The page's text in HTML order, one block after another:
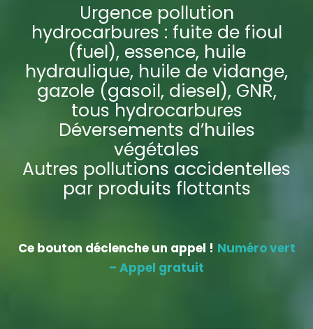
Urgence pollution
hydrocarbures : fuite de fioul
(fuel), essence, huile
hydraulique, huile de vidange,
gazole (gasoil, diesel), GNR,
tous hydrocarbures
Déversements d’huiles
végétales
Autres pollutions accidentelles
par produits flottants
Ce bouton déclenche un appel ! Numéro vert
– Appel gratuit